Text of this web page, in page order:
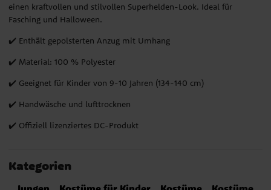
einen kraftvollen und stilvollen Superhelden-Look. Ideal für
Fasching und Halloween.
✔️ Enthält gepolsterten Anzug mit Umhang
✔️ Material: 100 % Polyester
✔️ Geeignet für Kinder von 9-10 Jahren (134-140 cm)
✔️ Handwäsche und lufttrocknen
✔️ Offiziell lizenziertes DC-Produkt
Kategorien